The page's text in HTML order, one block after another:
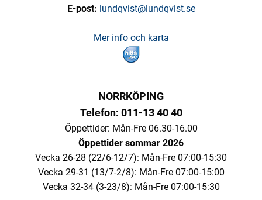
E-post: lundqvist@lundqvist.se
Mer info och karta
NORRKÖPING
Telefon: 011-13 40 40
Öppettider: Mån-Fre 06.30-16.00
Öppettider sommar 2026
Vecka 26-28 (22/6-12/7): Mån-Fre 07:00-15:30
Vecka 29-31 (13/7-2/8): Mån-Fre 07:00-15:00
Vecka 32-34 (3-23/8): Mån-Fre 07:00-15:30